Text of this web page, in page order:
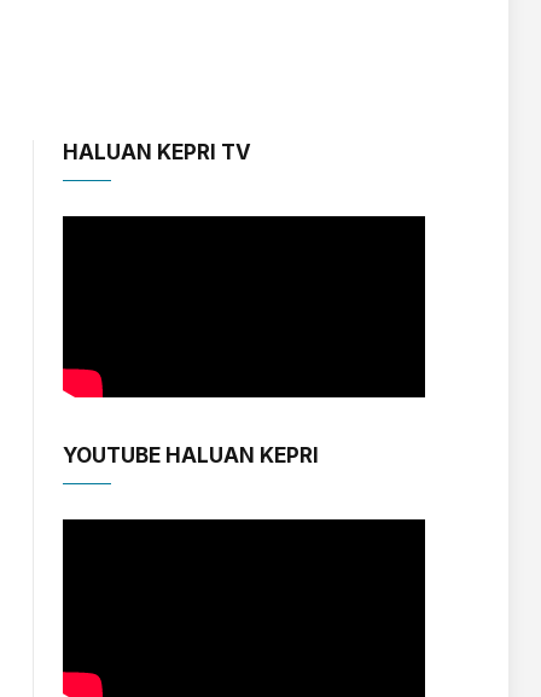
HALUAN KEPRI TV
YOUTUBE HALUAN KEPRI